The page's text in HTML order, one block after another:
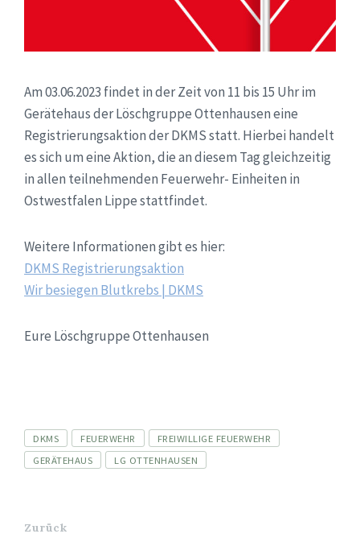
Am 03.06.2023 findet in der Zeit von 11 bis 15 Uhr im
Gerätehaus der Löschgruppe Ottenhausen eine
Registrierungsaktion der DKMS statt. Hierbei handelt
es sich um eine Aktion, die an diesem Tag gleichzeitig
in allen teilnehmenden Feuerwehr- Einheiten in
Ostwestfalen Lippe stattfindet.
Weitere Informationen gibt es hier:
DKMS Registrierungsaktion
Wir besiegen Blutkrebs | DKMS
Eure Löschgruppe Ottenhausen
Tags
DKMS FEUERWEHR
FREIWILLIGE FEUERWEHR
GERÄTEHAUS
LG OTTENHAUSEN
Zurück